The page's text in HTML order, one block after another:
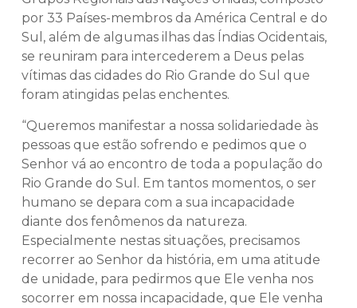
por 33 Países-membros da América Central e do
Sul, além de algumas ilhas das Índias Ocidentais,
se reuniram para intercederem a Deus pelas
vítimas das cidades do Rio Grande do Sul que
foram atingidas pelas enchentes.
“Queremos manifestar a nossa solidariedade às
pessoas que estão sofrendo e pedimos que o
Senhor vá ao encontro de toda a população do
Rio Grande do Sul. Em tantos momentos, o ser
humano se depara com a sua incapacidade
diante dos fenômenos da natureza.
Especialmente nestas situações, precisamos
recorrer ao Senhor da história, em uma atitude
de unidade, para pedirmos que Ele venha nos
socorrer em nossa incapacidade, que Ele venha